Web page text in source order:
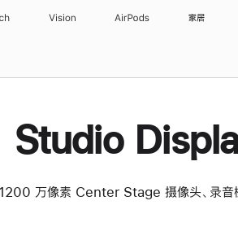
Vision AirPods 家居
Studio
万像素 Center Stage 摄像头、录音